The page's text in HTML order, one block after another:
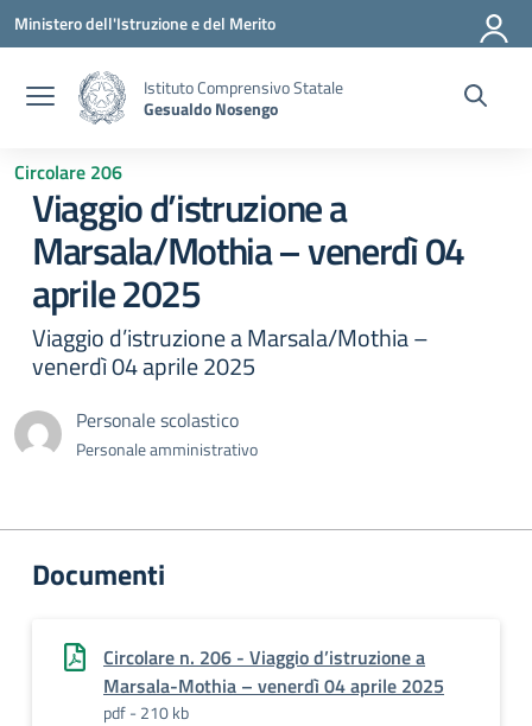
Vai ai contenuti
Vai al menu di navigazione
Vai al footer
Ministero dell'Istruzione e del Merito
Istituto Comprensivo Statale
Gesualdo Nosengo
Circolare 206
Viaggio d’istruzione a
Marsala/Mothia – venerdì 04
aprile 2025
Viaggio d’istruzione a Marsala/Mothia –
venerdì 04 aprile 2025
Personale scolastico
Personale amministrativo
Documenti
Circolare n. 206 - Viaggio d’istruzione a
Marsala-Mothia – venerdì 04 aprile 2025
pdf - 210 kb